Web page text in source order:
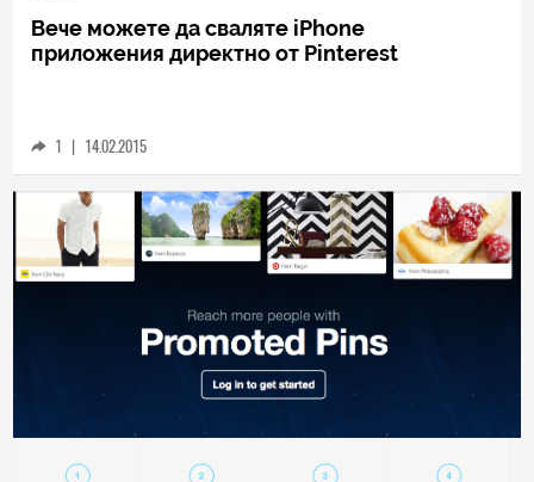
Вече можете да сваляте iPhone
приложения директно от Pinterest
1 14.02.2015